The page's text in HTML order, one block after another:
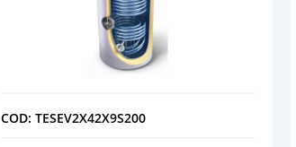
COD: TESEV2X42X9S200